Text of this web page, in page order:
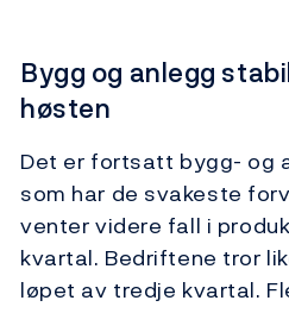
Bygg og anlegg
høsten
Det er fortsatt bygg- og
som har de svakeste
venter videre fall i
kvartal. Bedriftene tror
løpet av tredje kvartal.